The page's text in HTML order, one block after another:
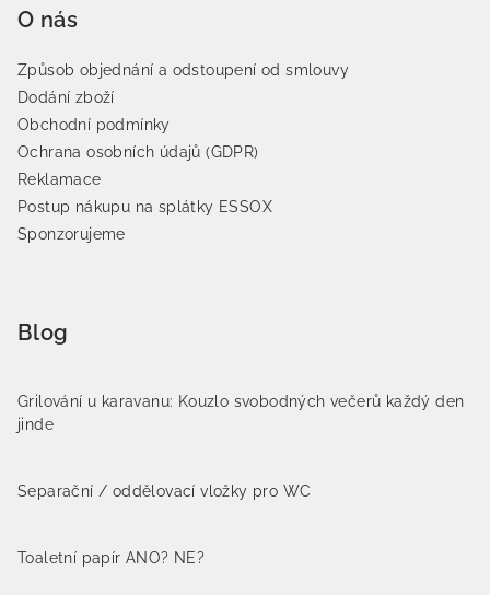
O nás
Způsob objednání a odstoupení od smlouvy
Dodání zboží
Obchodní podmínky
Ochrana osobních údajů (GDPR)
Reklamace
Postup nákupu na splátky ESSOX
Sponzorujeme
Blog
Grilování u karavanu: Kouzlo svobodných večerů každý den
jinde
Separační / oddělovací vložky pro WC
Toaletní papír ANO? NE?